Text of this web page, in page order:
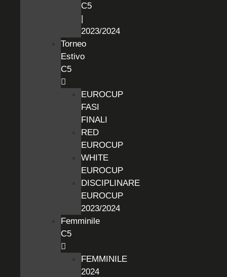
C5
|
2023/2024
Torneo
Estivo
C5
EUROCUP
FASI
FINALI
RED
EUROCUP
WHITE
EUROCUP
DISCIPLINARE
EUROCUP
2023/2024
Femminile
C5
FEMMINILE
2024